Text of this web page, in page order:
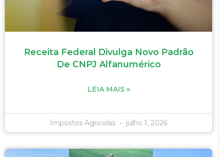
Receita Federal Divulga Novo Padrão
De CNPJ Alfanumérico
LEIA MAIS »
Impostos Agricolas julho 1, 2026